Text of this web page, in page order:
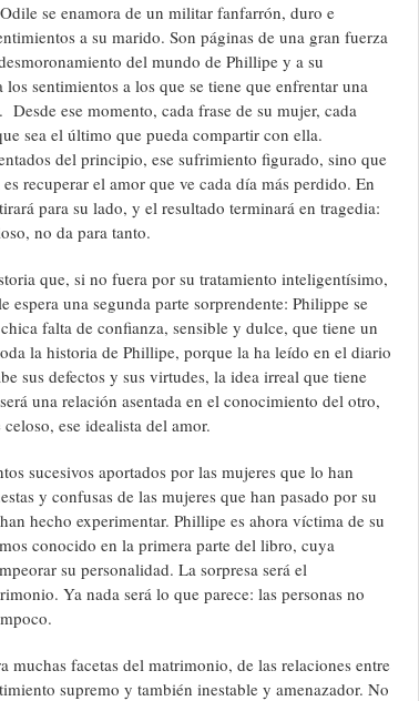
se enamora de un militar fanfarrón, duro e
a su marido. Son páginas de una gran fuerza
del mundo de Phillipe y a su
sentimientos a los que se tiene que enfrentar una
ese momento, cada frase de su mujer, cada
sea el último que pueda compartir con ella.
del principio, ese sufrimiento figurado, sino que
recuperar el amor que ve cada día más perdido. En
para su lado, y el resultado terminará en tragedia:
no da para tanto.
que, si no fuera por su tratamiento inteligentísimo,
una segunda parte sorprendente: Philippe se
falta de confianza, sensible y dulce, que tiene un
la historia de Phillipe, porque la ha leído en el diario
sus defectos y sus virtudes, la idea irreal que tiene
una relación asentada en el conocimiento del otro,
ese idealista del amor.
sucesivos aportados por las mujeres que lo han
y confusas de las mujeres que han pasado por su
hecho experimentar. Phillipe es ahora víctima de su
conocido en la primera parte del libro, cuya
su personalidad. La sorpresa será el
Ya nada será lo que parece: las personas no
muchas facetas del matrimonio, de las relaciones entre
supremo y también inestable y amenazador. No